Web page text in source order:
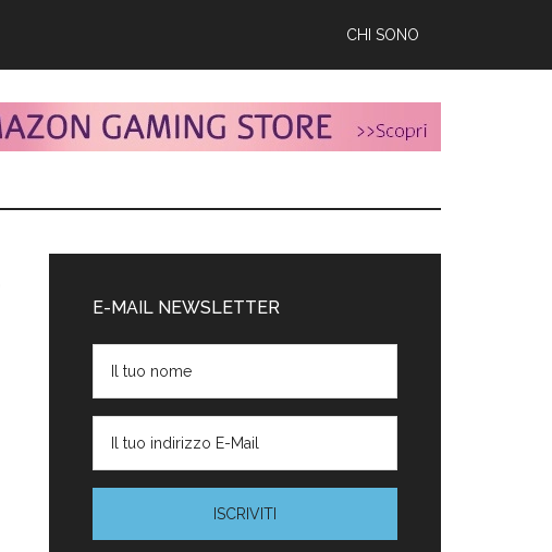
CHI SONO
laterale
primaria
E-MAIL NEWSLETTER